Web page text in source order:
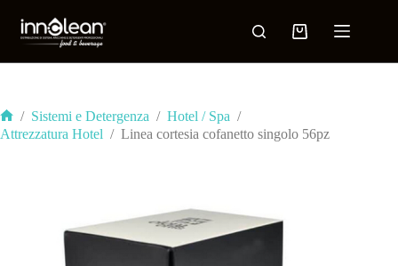
/ Sistemi e Detergenza / Hotel / Spa /
Attrezzatura Hotel / Linea cortesia cofanetto singolo 56pz